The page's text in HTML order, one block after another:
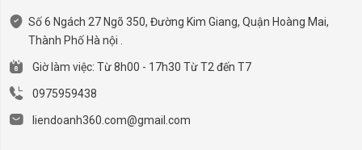
Số 6 Ngách 27 Ngõ 350, Đường Kim Giang, Quận Hoàng Mai,
Thành Phố Hà nội .
Giờ làm việc: Từ 8h00 - 17h30 Từ T2 đến T7
0975959438
liendoanh360.com@gmail.com